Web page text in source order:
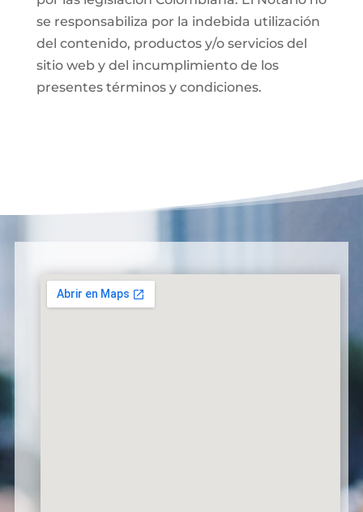
se responsabiliza por la indebida utilización
del contenido, productos y/o servicios del
sitio web y del incumplimiento de los
presentes términos y condiciones.